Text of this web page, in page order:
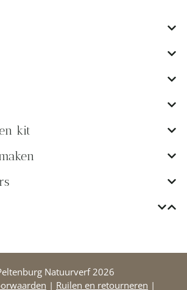
kit
Natuurverf 2026
| Ruilen en retourneren |